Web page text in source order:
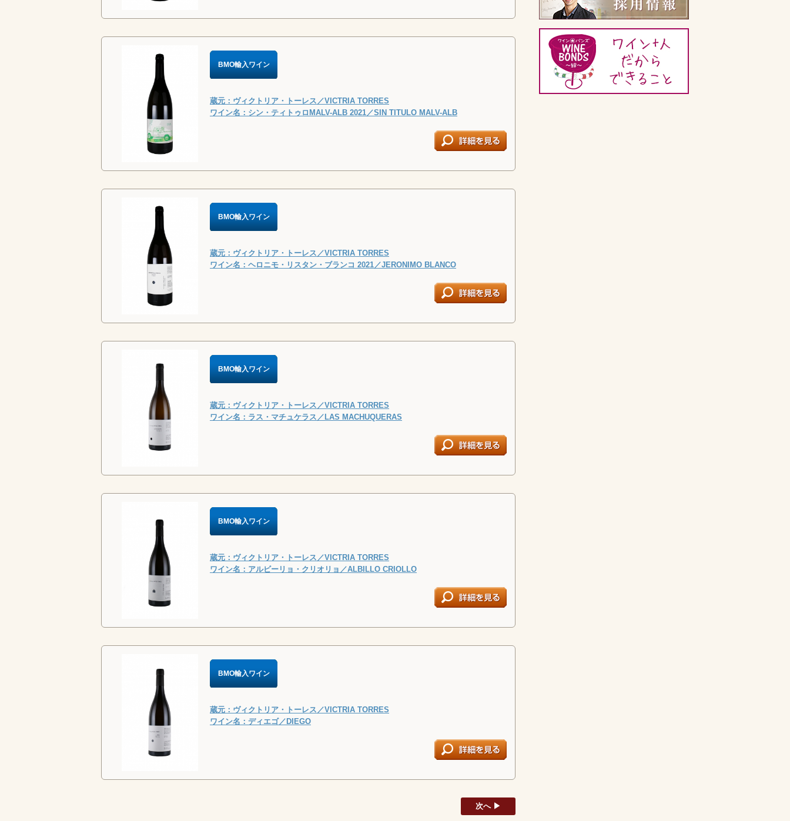
BMO輸入ワイン
蔵元：ヴィクトリア・トーレス／VICTRIA TORRES
ワイン名：シン・ティトゥロMALV-ALB 2021／SIN TITULO MALV-ALB
BMO輸入ワイン
蔵元：ヴィクトリア・トーレス／VICTRIA TORRES
ワイン名：ヘロニモ・リスタン・ブランコ 2021／JERONIMO BLANCO
BMO輸入ワイン
蔵元：ヴィクトリア・トーレス／VICTRIA TORRES
ワイン名：ラス・マチュケラス／LAS MACHUQUERAS
BMO輸入ワイン
蔵元：ヴィクトリア・トーレス／VICTRIA TORRES
ワイン名：アルビーリョ・クリオリョ／ALBILLO CRIOLLO
BMO輸入ワイン
蔵元：ヴィクトリア・トーレス／VICTRIA TORRES
ワイン名：ディエゴ／DIEGO
次へ ▶